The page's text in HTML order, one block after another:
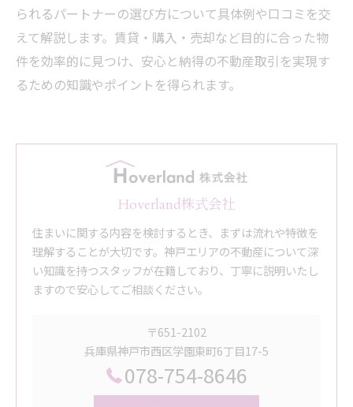
られるパートナーの選び方について具体例や口コミを交
えて解説します。賃貸・購入・売却など目的に合った物
件を効率的に見つけ、安心と納得の不動産取引を実現す
るための知識やポイントを得られます。
Hoverland株式会社
住まいに関する内容を検討するとき、まずは流れや特徴を
理解することが大切です。神戸エリアの不動産について深
い知識を持つスタッフが在籍しており、丁寧に説明いたし
ますので安心してご相談ください。
〒651-2102
兵庫県神戸市西区学園東町6丁目17-5
078-754-8646